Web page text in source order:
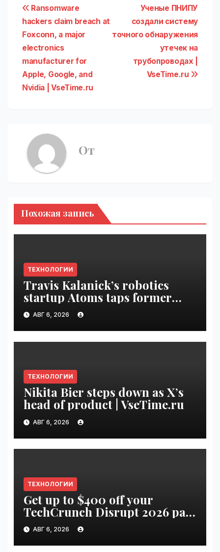
Навигация
по
записям
Ученые ПНИПУ
создали систему
точного обнаружения
утечек на
трубопроводах |
VseTime.ru
Ransomware
hackers claim breach at
Foxconn, a major
electronics
manufacturer for
Apple, Google, and
Nvidia | VseTime.ru
От
Похожая запись
ТЕХНОЛОГИИ
Travis Kalanick’s robotics
startup Atoms taps former
Uber finance chief as CFO |
VseTime.ru
АВГ 6, 2026
ТЕХНОЛОГИИ
Nikita Bier steps down as X’s
head of product | VseTime.ru
АВГ 6, 2026
ТЕХНОЛОГИИ
Get up to $400 off your
TechCrunch Disrupt 2026 pass
until Friday | VseTime.ru
АВГ 6, 2026